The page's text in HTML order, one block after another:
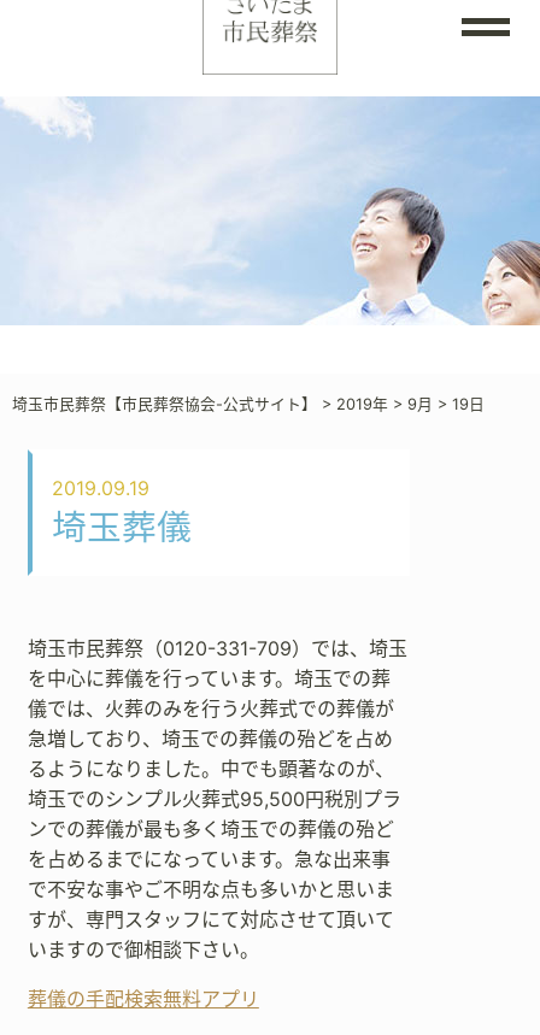
埼玉市民葬祭【市民葬祭協会-公式サイト】 > 2019年 > 9月 > 19日
2019.09.19
埼玉葬儀
埼玉市民葬祭（0120-331-709）では、埼玉
を中心に葬儀を行っています。埼玉での葬
儀では、火葬のみを行う火葬式での葬儀が
急増しており、埼玉での葬儀の殆どを占め
るようになりました。中でも顕著なのが、
埼玉でのシンプル火葬式95,500円税別プラ
ンでの葬儀が最も多く埼玉での葬儀の殆ど
を占めるまでになっています。急な出来事
で不安な事やご不明な点も多いかと思いま
すが、専門スタッフにて対応させて頂いて
いますので御相談下さい。
葬儀の手配検索無料アプリ